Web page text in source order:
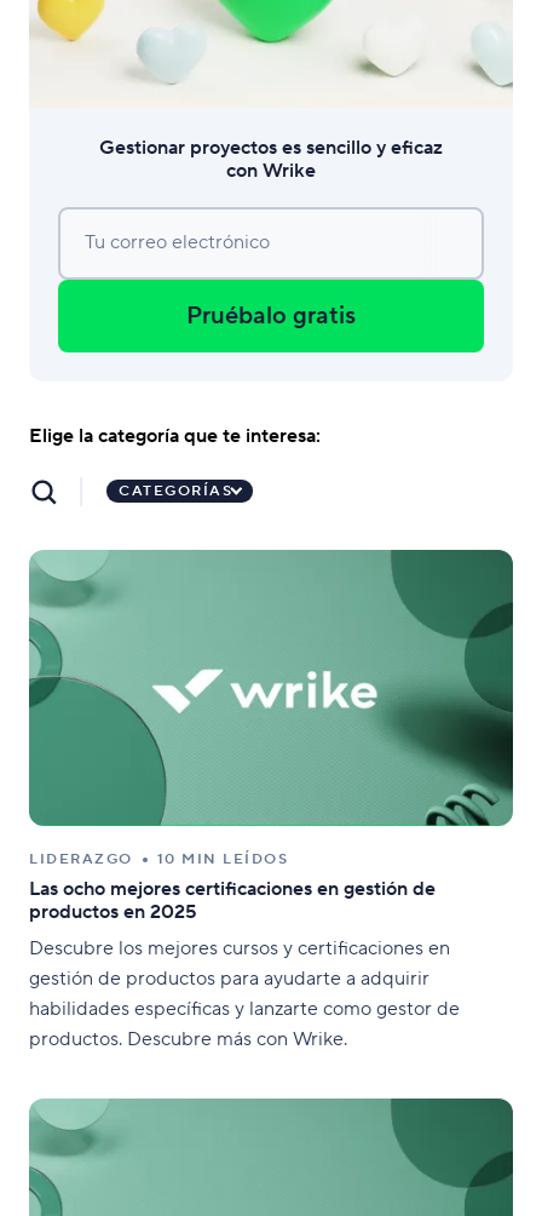
Gestionar proyectos es sencillo y eficaz
con Wrike
Tu correo electrónico
Pruébalo gratis
Elige la categoría que te interesa:
CATEGORÍAS
LIDERAZGO 10 MIN LEÍDOS
Las ocho mejores certificaciones en gestión de
productos en 2025
Descubre los mejores cursos y certificaciones en
gestión de productos para ayudarte a adquirir
habilidades específicas y lanzarte como gestor de
productos. Descubre más con Wrike.